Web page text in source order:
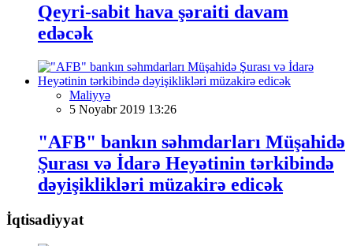
Qeyri-sabit hava şəraiti davam
edəcək
Maliyyə
5 Noyabr 2019 13:26
"AFB" bankın səhmdarları Müşahidə
Şurası və İdarə Heyətinin tərkibində
dəyişiklikləri müzakirə edicək
İqtisadiyyat